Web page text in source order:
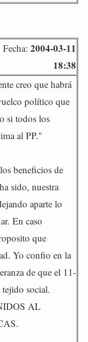
Fecha: 2004-03-11
18:38
creo que habrá
político que
si todos los
al PP."
beneficios de
sido, nuestra
aparte lo
En caso
que
Yo confio en la
de que el 11-
social.
AL